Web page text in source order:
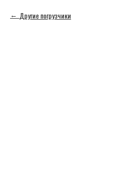
Другие погрузчики